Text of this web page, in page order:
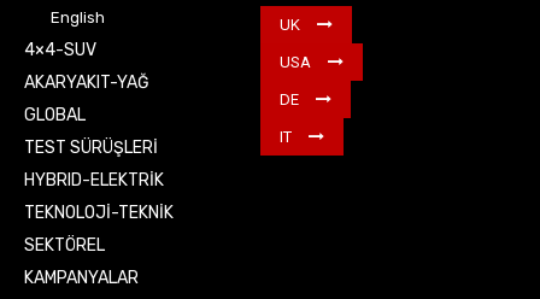
English
4×4-SUV
AKARYAKIT-YAĞ
GLOBAL
TEST SÜRÜŞLERİ
HYBRID-ELEKTRİK
TEKNOLOJİ-TEKNİK
SEKTÖREL
KAMPANYALAR
UK
USA
DE
IT